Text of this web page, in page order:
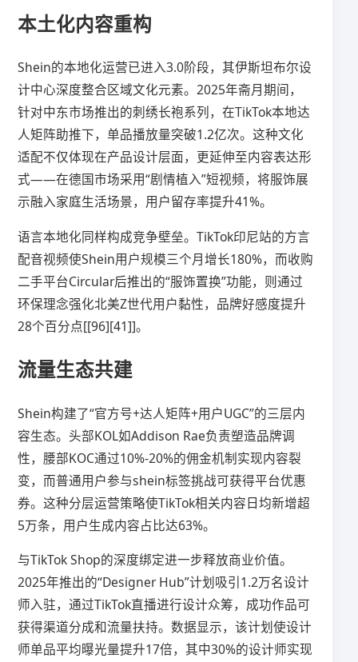
本土化内容重构
Shein的本地化运营已进入3.0阶段，其伊斯坦布尔设
计中心深度整合区域文化元素。2025年斋月期间，
针对中东市场推出的刺绣长袍系列，在TikTok本地达
人矩阵助推下，单品播放量突破1.2亿次。这种文化
适配不仅体现在产品设计层面，更延伸至内容表达形
式——在德国市场采用“剧情植入”短视频，将服饰展
示融入家庭生活场景，用户留存率提升41%。
语言本地化同样构成竞争壁垒。TikTok印尼站的方言
配音视频使Shein用户规模三个月增长180%，而收购
二手平台Circular后推出的“服饰置换”功能，则通过
环保理念强化北美Z世代用户黏性，品牌好感度提升
28个百分点[[96][41]]。
流量生态共建
Shein构建了“官方号+达人矩阵+用户UGC”的三层内
容生态。头部KOL如Addison Rae负责塑造品牌调
性，腰部KOC通过10%-20%的佣金机制实现内容裂
变，而普通用户参与shein标签挑战可获得平台优惠
券。这种分层运营策略使TikTok相关内容日均新增超
5万条，用户生成内容占比达63%。
与TikTok Shop的深度绑定进一步释放商业价值。
2025年推出的“Designer Hub”计划吸引1.2万名设计
师入驻，通过TikTok直播进行设计众筹，成功作品可
获得渠道分成和流量扶持。数据显示，该计划使设计
师单品平均曝光量提升17倍，其中30%的设计师实现